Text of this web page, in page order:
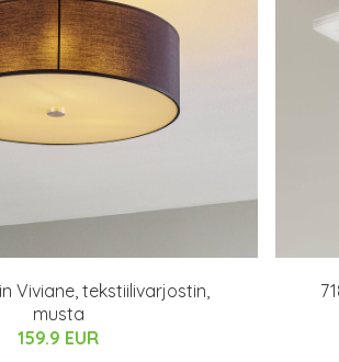
Viviane, tekstiilivarjostin,
musta
159.9 EUR